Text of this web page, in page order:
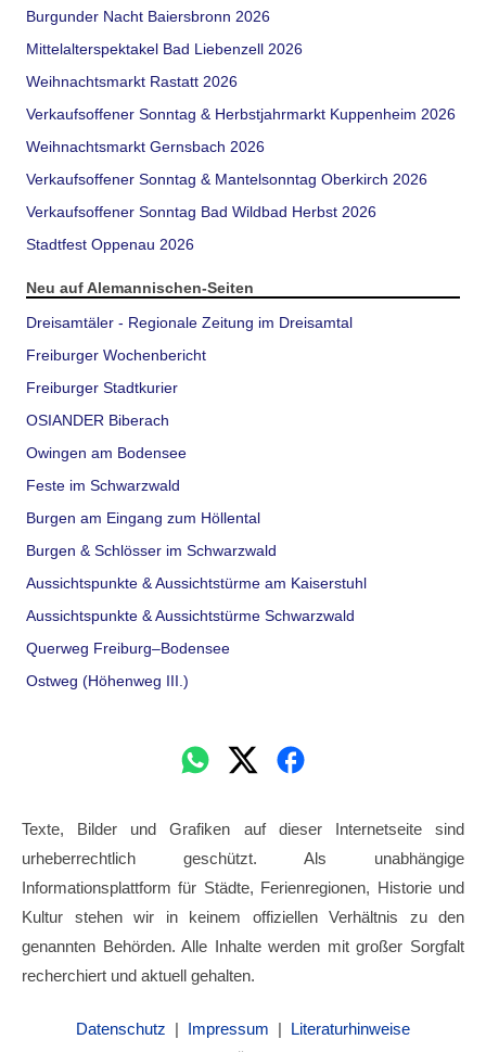
Burgunder Nacht Baiersbronn 2026
Mittelalterspektakel Bad Liebenzell 2026
Weihnachtsmarkt Rastatt 2026
Verkaufsoffener Sonntag & Herbstjahrmarkt Kuppenheim 2026
Weihnachtsmarkt Gernsbach 2026
Verkaufsoffener Sonntag & Mantelsonntag Oberkirch 2026
Verkaufsoffener Sonntag Bad Wildbad Herbst 2026
Stadtfest Oppenau 2026
Neu auf Alemannischen-Seiten
Dreisamtäler - Regionale Zeitung im Dreisamtal
Freiburger Wochenbericht
Freiburger Stadtkurier
OSIANDER Biberach
Owingen am Bodensee
Feste im Schwarzwald
Burgen am Eingang zum Höllental
Burgen & Schlösser im Schwarzwald
Aussichtspunkte & Aussichtstürme am Kaiserstuhl
Aussichtspunkte & Aussichtstürme Schwarzwald
Querweg Freiburg–Bodensee
Ostweg (Höhenweg III.)
Texte, Bilder und Grafiken auf dieser Internetseite sind
urheberrechtlich geschützt. Als unabhängige
Informationsplattform für Städte, Ferienregionen, Historie und
Kultur stehen wir in keinem offiziellen Verhältnis zu den
genannten Behörden. Alle Inhalte werden mit großer Sorgfalt
recherchiert und aktuell gehalten.
Datenschutz | Impressum | Literaturhinweise